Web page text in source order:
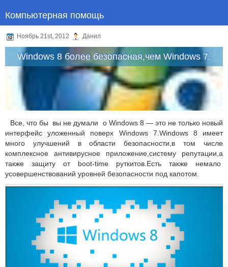
Компьютерная помощь
Ноябрь 21st, 2012 Данил
Windows 8 более безопасная,чем Windows 7.
Все, что бы вы не думали о Windows 8 — это не только новый
интерфейс уложенный поверх Windows 7.Windows 8 имеет
много улучшений в области безопасности,в том числе
комплексное антивирусное приложение,систему репутации,а
также защиту от boot-time руткитов.Есть также немало
усовершенствований уровней безопасности под капотом.